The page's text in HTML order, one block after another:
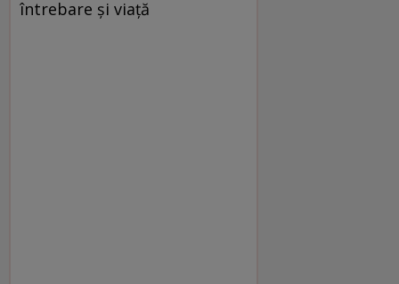
întrebare şi viaţă